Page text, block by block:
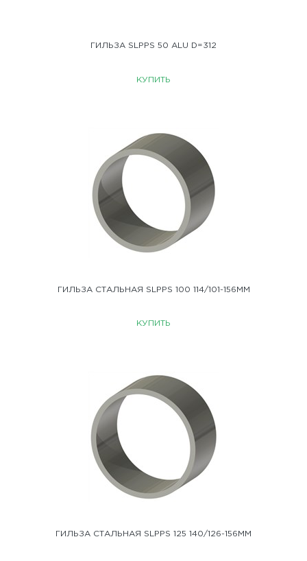
ГИЛЬЗА SLPPS 50 ALU D=312
КУПИТЬ
ГИЛЬЗА СТАЛЬНАЯ SLPPS 100 114/101-156ММ
КУПИТЬ
ГИЛЬЗА СТАЛЬНАЯ SLPPS 125 140/126-156ММ